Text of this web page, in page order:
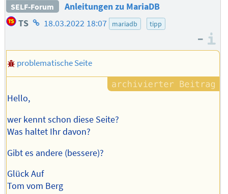
SELF-Forum
Anleitungen zu MariaDB
TS Homepage
Autors
18.03.2022 18:07 mariadb tipp
–
problematische Seite
Hello,
wer kennt schon diese Seite?
Was haltet Ihr davon?
Gibt es andere (bessere)?
Glück Auf
Tom vom Berg